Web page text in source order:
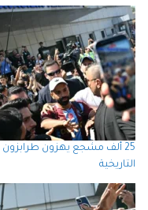
25 ألف مشجع يهزون
التاريخية